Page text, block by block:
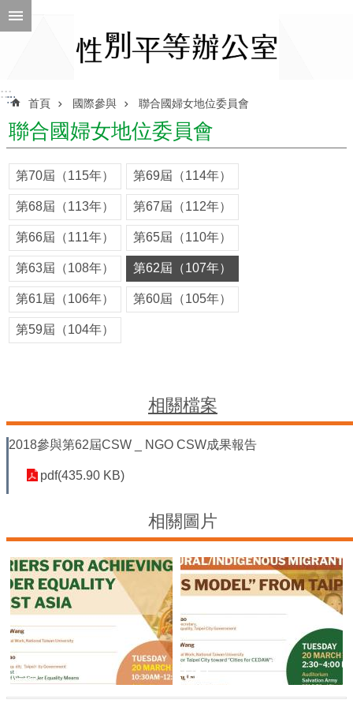
跳到主要內容區塊
ENGLISH
性
別
平
等
辦
公
室
性
別
會
性
證
計
畫
性
別
主
流
化
:::::: 首頁 國際參與 聯合國婦女地位委員會
聯合國婦女地位委員會
第70屆（115年） 第69屆（114年）
第68屆（113年） 第67屆（112年）
第66屆（111年） 第65屆（110年）
第63屆（108年） 第62屆（107年）
第61屆（106年） 第60屆（105年）
第59屆（104年）
相關檔案
2018參與第62屆CSW _ NGO CSW成果報告
pdf(435.90 KB)
相關圖片